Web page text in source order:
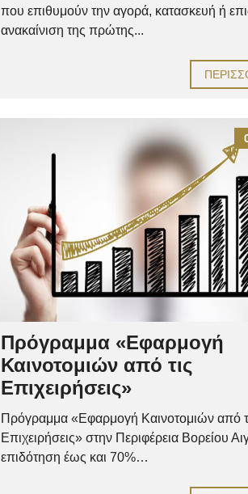
που επιθυμούν την αγορά, κατασκευή ή
ανακαίνιση της πρώτης...
Πρόγραμμα «Εφαρμογή
Καινοτομιών από τις
Επιχειρήσεις»
Πρόγραμμα «Εφαρμογή Καινοτομιών από
Επιχειρήσεις» στην Περιφέρεια Βορείου
επιδότηση έως και 70%…